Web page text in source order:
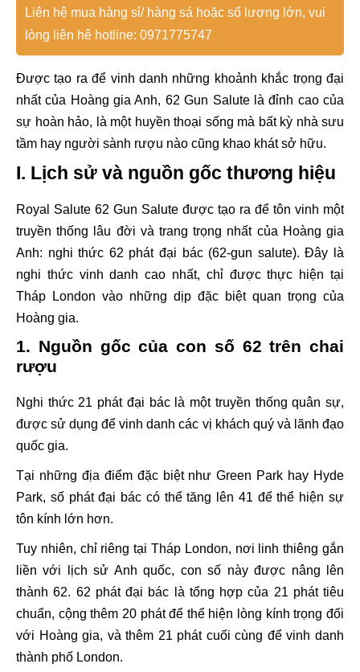
Liên hệ mua hàng sỉ/ hàng sá hoặc số lượng lớn, vui
lòng liên hệ hotline: 0971775747
Được tạo ra để vinh danh những khoảnh khắc trọng đại
nhất của Hoàng gia Anh, 62 Gun Salute là đỉnh cao của
sự hoàn hảo, là một huyền thoại sống mà bất kỳ nhà sưu
tầm hay người sành rượu nào cũng khao khát sở hữu.
I. Lịch sử và nguồn gốc thương hiệu
Royal Salute 62 Gun Salute được tạo ra để tôn vinh một
truyền thống lâu đời và trang trọng nhất của Hoàng gia
Anh: nghi thức 62 phát đại bác (62-gun salute). Đây là
nghi thức vinh danh cao nhất, chỉ được thực hiện tại
Tháp London vào những dịp đặc biệt quan trọng của
Hoàng gia.
1. Nguồn gốc của con số 62 trên chai
rượu
Nghi thức 21 phát đại bác là một truyền thống quân sự,
được sử dụng để vinh danh các vị khách quý và lãnh đạo
quốc gia.
Tại những địa điểm đặc biệt như Green Park hay Hyde
Park, số phát đại bác có thể tăng lên 41 để thể hiện sự
tôn kính lớn hơn.
Tuy nhiên, chỉ riêng tại Tháp London, nơi linh thiêng gắn
liền với lịch sử Anh quốc, con số này được nâng lên
thành 62. 62 phát đại bác là tổng hợp của 21 phát tiêu
chuẩn, cộng thêm 20 phát để thể hiện lòng kính trọng đối
với Hoàng gia, và thêm 21 phát cuối cùng để vinh danh
thành phố London.